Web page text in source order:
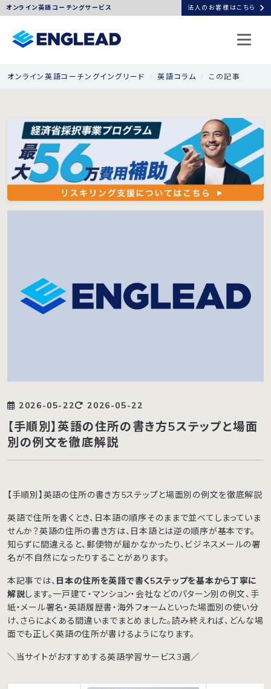
オンライン英語コーチングサービス 法人のお客様はこちら chevron_right
オンライン英語コーチングイングリード 英語コラム この記事
2026-05-22 2026-05-22
【手順別】英語の住所の書き方5ステップと場面
別の例文を徹底解説
【手順別】英語の住所の書き方5ステップと場面別の例文を徹底解説
英語で住所を書くとき、日本語の順序そのままで並べてしまっていま
せんか？英語の住所の書き方は、日本語とは逆の順序が基本です。
知らずに間違えると、郵便物が届かなかったり、ビジネスメールの署
名が不自然になったりすることがあります。
本記事では、 日本の住所を英語で書く5ステップを基本から丁寧に
解説します。一戸建て・マンション・会社などのパターン別の例文、手
紙・メール署名・英語履歴書・海外フォームといった場面別の使い分
け、さらによくある間違いまでまとめました。読み終えれば、どんな場
面でも正しく英語の住所が書けるようになります。
＼当サイトがおすすめする英語学習サービス3選／